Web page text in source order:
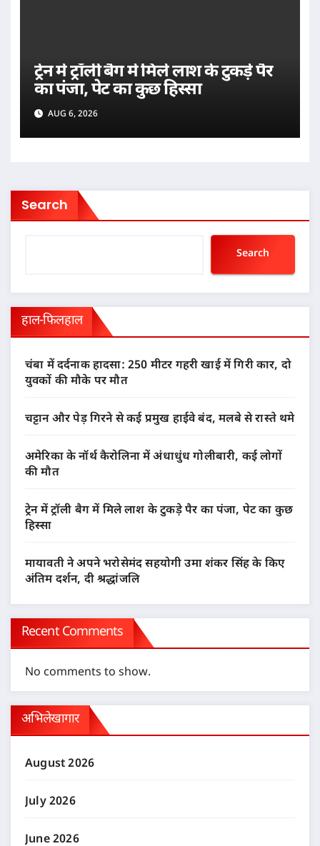
ट्रेन में ट्रॉली बैग में मिले लाश के टुकड़े पैर
का पंजा, पेट का कुछ हिस्सा
AUG 6, 2026
Search
Search
हाल-फिलहाल
चंबा में दर्दनाक हादसा: 250 मीटर गहरी खाई में गिरी कार, दो
युवकों की मौके पर मौत
चट्टान और पेड़ गिरने से कई प्रमुख हाईवे बंद, मलबे से रास्ते थमे
अमेरिका के नॉर्थ कैरोलिना में अंधाधुंध गोलीबारी, कई लोगों
की मौत
ट्रेन में ट्रॉली बैग में मिले लाश के टुकड़े पैर का पंजा, पेट का कुछ
हिस्सा
मायावती ने अपने भरोसेमंद सहयोगी उमा शंकर सिंह के किए
अंतिम दर्शन, दी श्रद्धांजलि
Recent Comments
No comments to show.
अभिलेखागार
August 2026
July 2026
June 2026